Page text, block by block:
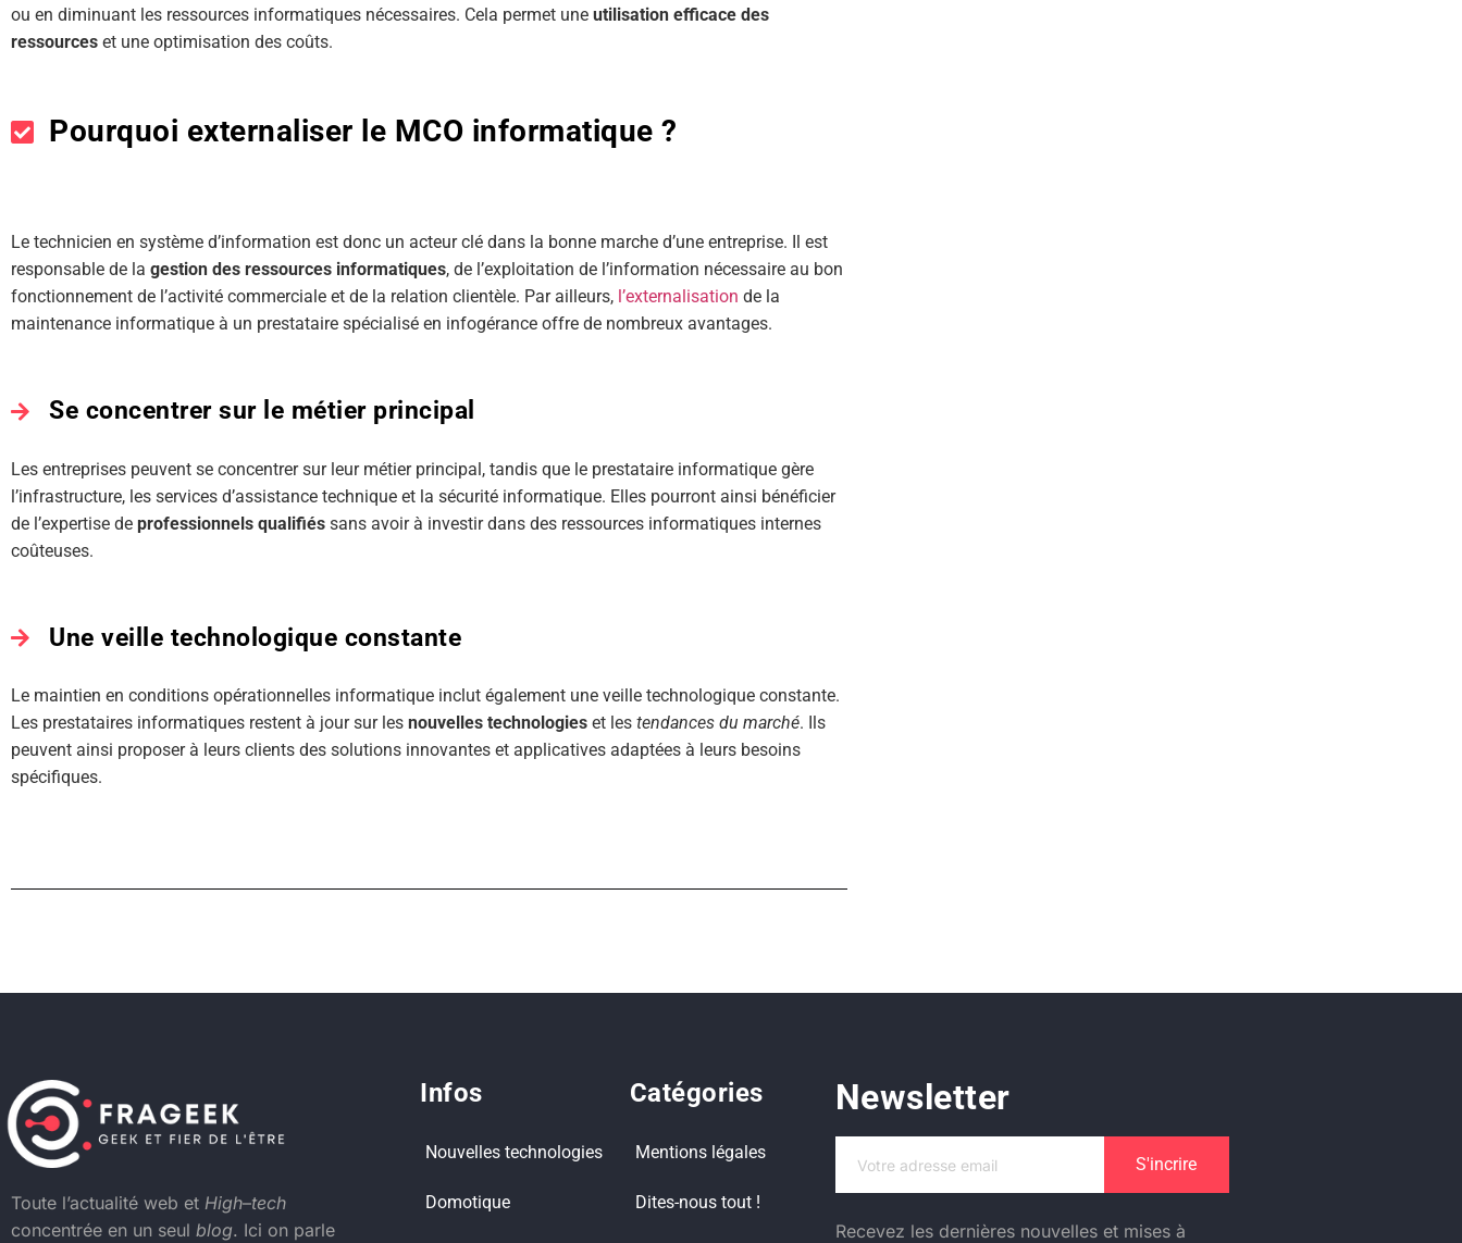
ou en diminuant les ressources informatiques nécessaires. Cela permet une utilisation efficace des
ressources et une optimisation des coûts.
Pourquoi externaliser le MCO informatique ?
Le technicien en système d’information est donc un acteur clé dans la bonne marche d’une entreprise. Il est
responsable de la gestion des ressources informatiques, de l’exploitation de l’information nécessaire au bon
fonctionnement de l’activité commerciale et de la relation clientèle. Par ailleurs, l’externalisation de la
maintenance informatique à un prestataire spécialisé en infogérance offre de nombreux avantages.
Se concentrer sur le métier principal
Les entreprises peuvent se concentrer sur leur métier principal, tandis que le prestataire informatique gère
l’infrastructure, les services d’assistance technique et la sécurité informatique. Elles pourront ainsi bénéficier
de l’expertise de professionnels qualifiés sans avoir à investir dans des ressources informatiques internes
coûteuses.
Une veille technologique constante
Le maintien en conditions opérationnelles informatique inclut également une veille technologique constante.
Les prestataires informatiques restent à jour sur les nouvelles technologies et les tendances du marché. Ils
peuvent ainsi proposer à leurs clients des solutions innovantes et applicatives adaptées à leurs besoins
spécifiques.
Toute l’actualité web et High–tech
concentrée en un seul blog. Ici on parle
Infos
Nouvelles technologies
Domotique
Catégories
Mentions légales
Dites-nous tout !
Newsletter
S'incrire
Recevez les dernières nouvelles et mises à